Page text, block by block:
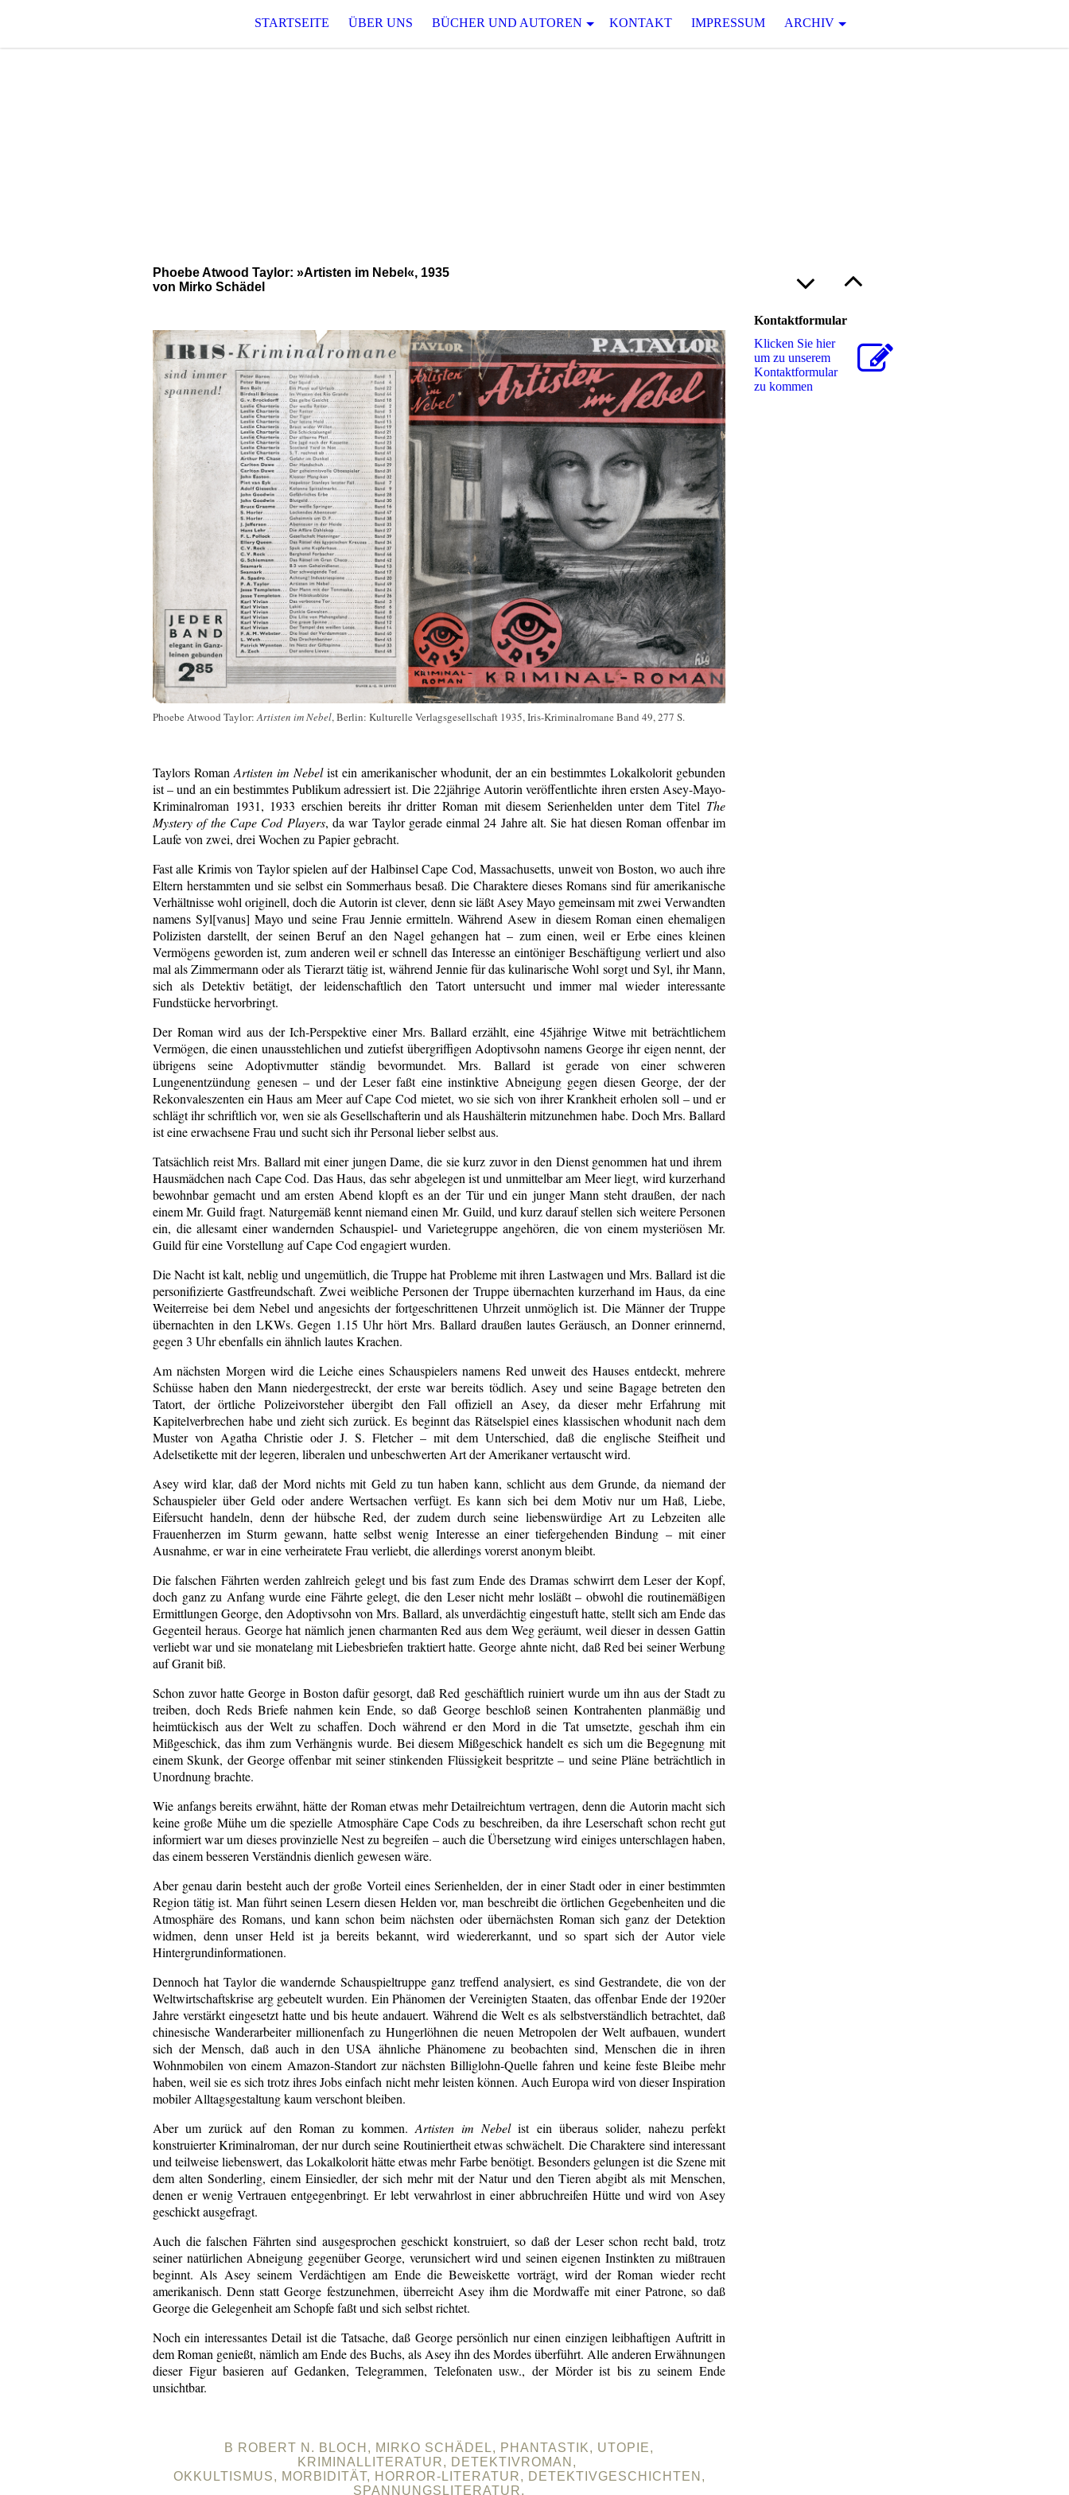
STARTSEITE ÜBER UNS BÜCHER UND AUTOREN KONTAKT IMPRESSUM ARCHIV
Phoebe Atwood Taylor: »Artisten im Nebel«, 1935
von Mirko Schädel
Phoebe Atwood Taylor:Artisten im Nebel, Berlin: Kulturelle Verlagsgesellschaft 1935, Iris-Kriminalromane Band 49, 277 S.
Taylors Roman Artisten im Nebelist ein amerikanischer whodunit, der an ein bestimmtes Lokalkolorit gebunden
ist – und an ein bestimmtes Publikum adressiert ist. Die 22jährige Autorin veröffentlichte ihren ersten Asey-Mayo-
Kriminalroman 1931, 1933 erschien bereits ihr dritter Roman mit diesem Serienhelden unter dem Titel The
Mystery of the Cape Cod Players, da war Taylor gerade einmal 24 Jahre alt. Sie hat diesen Roman offenbar im
Laufe von zwei, drei Wochen zu Papier gebracht.
Fast alle Krimis von Taylor spielen auf der Halbinsel Cape Cod, Massachusetts, unweit von Boston, wo auch ihre
Eltern herstammten und sie selbst ein Sommerhaus besaß. Die Charaktere dieses Romans sind für amerikanische
Verhältnisse wohl originell, doch die Autorin ist clever, denn sie läßt Asey Mayo gemeinsam mit zwei Verwandten
namens Syl[vanus] Mayo und seine Frau Jennie ermitteln. Während Asew in diesem Roman einen ehemaligen
Polizisten darstellt, der seinen Beruf an den Nagel gehangen hat – zum einen, weil er Erbe eines kleinen
Vermögens geworden ist, zum anderen weil er schnell das Interesse an eintöniger Beschäftigung verliert und also
mal als Zimmermann oder als Tierarzt tätig ist, während Jennie für das kulinarische Wohl sorgt und Syl, ihr Mann,
sich als Detektiv betätigt, der leidenschaftlich den Tatort untersucht und immer mal wieder interessante
Fundstücke hervorbringt.
Der Roman wird aus der Ich-Perspektive einer Mrs. Ballard erzählt, eine 45jährige Witwe mit beträchtlichem
Vermögen, die einen unausstehlichen und zutiefst übergriffigen Adoptivsohn namens George ihr eigen nennt, der
übrigens seine Adoptivmutter ständig bevormundet. Mrs. Ballard ist gerade von einer schweren
Lungenentzündung genesen – und der Leser faßt eine instinktive Abneigung gegen diesen George, der der
Rekonvaleszenten ein Haus am Meer auf Cape Cod mietet, wo sie sich von ihrer Krankheit erholen soll – und er
schlägt ihr schriftlich vor, wen sie als Gesellschafterin und als Haushälterin mitzunehmen habe. Doch Mrs. Ballard
ist eine erwachsene Frau und sucht sich ihr Personal lieber selbst aus.
Tatsächlich reist Mrs. Ballard mit einer jungen Dame, die sie kurz zuvor in den Dienst genommen hat und ihrem
Hausmädchen nach Cape Cod. Das Haus, das sehr abgelegen ist und unmittelbar am Meer liegt, wird kurzerhand
bewohnbar gemacht und am ersten Abend klopft es an der Tür und ein junger Mann steht draußen, der nach
einem Mr. Guild fragt. Naturgemäß kennt niemand einen Mr. Guild, und kurz darauf stellen sich weitere Personen
ein, die allesamt einer wandernden Schauspiel- und Varietegruppe angehören, die von einem mysteriösen Mr.
Guild für eine Vorstellung auf Cape Cod engagiert wurden.
Die Nacht ist kalt, neblig und ungemütlich, die Truppe hat Probleme mit ihren Lastwagen und Mrs. Ballard ist die
personifizierte Gastfreundschaft. Zwei weibliche Personen der Truppe übernachten kurzerhand im Haus, da eine
Weiterreise bei dem Nebel und angesichts der fortgeschrittenen Uhrzeit unmöglich ist. Die Männer der Truppe
übernachten in den LKWs. Gegen 1.15 Uhr hört Mrs. Ballard draußen lautes Geräusch, an Donner erinnernd,
gegen 3 Uhr ebenfalls ein ähnlich lautes Krachen.
Am nächsten Morgen wird die Leiche eines Schauspielers namens Red unweit des Hauses entdeckt, mehrere
Schüsse haben den Mann niedergestreckt, der erste war bereits tödlich. Asey und seine Bagage betreten den
Tatort, der örtliche Polizeivorsteher übergibt den Fall offiziell an Asey, da dieser mehr Erfahrung mit
Kapitelverbrechen habe und zieht sich zurück. Es beginnt das Rätselspiel eines klassischen whodunit nach dem
Muster von Agatha Christie oder J. S. Fletcher – mit dem Unterschied, daß die englische Steifheit und
Adelsetikette mit der legeren, liberalen und unbeschwerten Art der Amerikaner vertauscht wird.
Asey wird klar, daß der Mord nichts mit Geld zu tun haben kann, schlicht aus dem Grunde, da niemand der
Schauspieler über Geld oder andere Wertsachen verfügt. Es kann sich bei dem Motiv nur um Haß, Liebe,
Eifersucht handeln, denn der hübsche Red, der zudem durch seine liebenswürdige Art zu Lebzeiten alle
Frauenherzen im Sturm gewann, hatte selbst wenig Interesse an einer tiefergehenden Bindung – mit einer
Ausnahme, er war in eine verheiratete Frau verliebt, die allerdings vorerst anonym bleibt.
Die falschen Fährten werden zahlreich gelegt und bis fast zum Ende des Dramas schwirrt dem Leser der Kopf,
doch ganz zu Anfang wurde eine Fährte gelegt, die den Leser nicht mehr losläßt – obwohl die routinemäßigen
Ermittlungen George, den Adoptivsohn von Mrs. Ballard, als unverdächtig eingestuft hatte, stellt sich am Ende das
Gegenteil heraus. George hat nämlich jenen charmanten Red aus dem Weg geräumt, weil dieser in dessen Gattin
verliebt war und sie monatelang mit Liebesbriefen traktiert hatte. George ahnte nicht, daß Red bei seiner Werbung
auf Granit biß.
Schon zuvor hatte George in Boston dafür gesorgt, daß Red geschäftlich ruiniert wurde um ihn aus der Stadt zu
treiben, doch Reds Briefe nahmen kein Ende, so daß George beschloß seinen Kontrahenten planmäßig und
heimtückisch aus der Welt zu schaffen. Doch während er den Mord in die Tat umsetzte, geschah ihm ein
Mißgeschick, das ihm zum Verhängnis wurde. Bei diesem Mißgeschick handelt es sich um die Begegnung mit
einem Skunk, der George offenbar mit seiner stinkenden Flüssigkeit bespritzte – und seine Pläne beträchtlich in
Unordnung brachte.
Wie anfangs bereits erwähnt, hätte der Roman etwas mehr Detailreichtum vertragen, denn die Autorin macht sich
keine große Mühe um die spezielle Atmosphäre Cape Cods zu beschreiben, da ihre Leserschaft schon recht gut
informiert war um dieses provinzielle Nest zu begreifen – auch die Übersetzung wird einiges unterschlagen haben,
das einem besseren Verständnis dienlich gewesen wäre.
Aber genau darin besteht auch der große Vorteil eines Serienhelden, der in einer Stadt oder in einer bestimmten
Region tätig ist. Man führt seinen Lesern diesen Helden vor, man beschreibt die örtlichen Gegebenheiten und die
Atmosphäre des Romans, und kann schon beim nächsten oder übernächsten Roman sich ganz der Detektion
widmen, denn unser Held ist ja bereits bekannt, wird wiedererkannt, und so spart sich der Autor viele
Hintergrundinformationen.
Dennoch hat Taylor die wandernde Schauspieltruppe ganz treffend analysiert, es sind Gestrandete, die von der
Weltwirtschaftskrise arg gebeutelt wurden. Ein Phänomen der Vereinigten Staaten, das offenbar Ende der 1920er
Jahre verstärkt eingesetzt hatte und bis heute andauert. Während die Welt es als selbstverständlich betrachtet, daß
chinesische Wanderarbeiter millionenfach zu Hungerlöhnen die neuen Metropolen der Welt aufbauen, wundert
sich der Mensch, daß auch in den USA ähnliche Phänomene zu beobachten sind, Menschen die in ihren
Wohnmobilen von einem Amazon-Standort zur nächsten Billiglohn-Quelle fahren und keine feste Bleibe mehr
haben, weil sie es sich trotz ihres Jobs einfach nicht mehr leisten können. Auch Europa wird von dieser Inspiration
mobiler Alltagsgestaltung kaum verschont bleiben.
Aber um zurück auf den Roman zu kommen. Artisten im Nebelist ein überaus solider, nahezu perfekt
konstruierter Kriminalroman, der nur durch seine Routiniertheit etwas schwächelt. Die Charaktere sind interessant
und teilweise liebenswert, das Lokalkolorit hätte etwas mehr Farbe benötigt. Besonders gelungen ist die Szene mit
dem alten Sonderling, einem Einsiedler, der sich mehr mit der Natur und den Tieren abgibt als mit Menschen,
denen er wenig Vertrauen entgegenbringt. Er lebt verwahrlost in einer abbruchreifen Hütte und wird von Asey
geschickt ausgefragt.
Auch die falschen Fährten sind ausgesprochen geschickt konstruiert, so daß der Leser schon recht bald, trotz
seiner natürlichen Abneigung gegenüber George, verunsichert wird und seinen eigenen Instinkten zu mißtrauen
beginnt. Als Asey seinem Verdächtigen am Ende die Beweiskette vorträgt, wird der Roman wieder recht
amerikanisch. Denn statt George festzunehmen, überreicht Asey ihm die Mordwaffe mit einer Patrone, so daß
George die Gelegenheit am Schopfe faßt und sich selbst richtet.
Noch ein interessantes Detail ist die Tatsache, daß George persönlich nur einen einzigen leibhaftigen Auftritt in
dem Roman genießt, nämlich am Ende des Buchs, als Asey ihn des Mordes überführt. Alle anderen Erwähnungen
dieser Figur basieren auf Gedanken, Telegrammen, Telefonaten usw., der Mörder ist bis zu seinem Ende
unsichtbar.
B ROBERT N. BLOCH, MIRKO SCHÄDEL, PHANTASTIK, UTOPIE,
KRIMINALLITERATUR, DETEKTIVROMAN,
OKKULTISMUS, MORBIDITÄT, HORROR-LITERATUR, DETEKTIVGESCHICHTEN,
SPANNUNGSLITERATUR,
Kontaktformular
Klicken Sie hier
um zu unserem
Kon­takt­for­mu­lar
zu kommen